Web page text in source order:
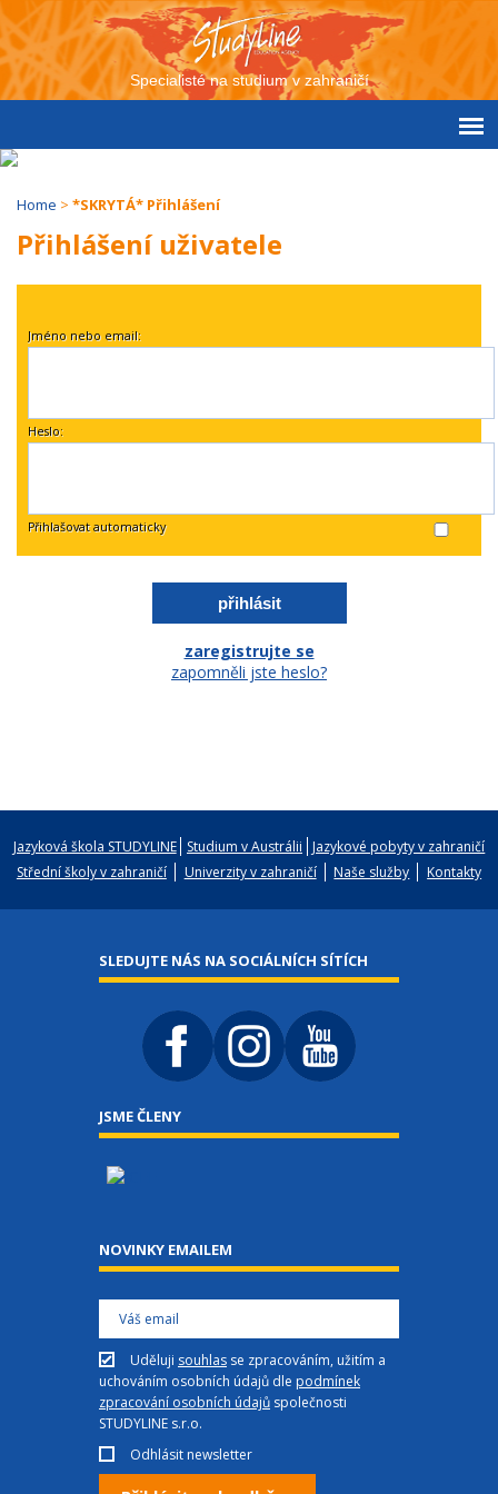
Specialisté na studium v zahraničí
Home > *SKRYTÁ* Přihlášení
Přihlášení uživatele
Jméno nebo email:
Heslo:
Přihlašovat automaticky
zaregistrujte se
zapomněli jste heslo?
Jazyková škola STUDYLINE Studium v Austrálii
Jazykové pobyty v zahraničí
Střední školy v zahraničí
Univerzity v zahraničí Naše služby Kontakty
SLEDUJTE NÁS NA SOCIÁLNÍCH SÍTÍCH
JSME ČLENY
NOVINKY EMAILEM
Uděluji souhlas se zpracováním, užitím a
uchováním osobních údajů dle podmínek
zpracování osobních údajů společnosti
STUDYLINE s.r.o.
Odhlásit newsletter